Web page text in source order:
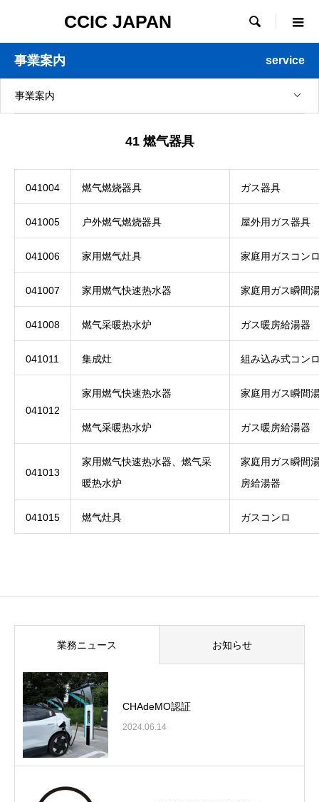
CCIC JAPAN 
事業案内 service
事業案内
41 燃气器具
041004 燃气燃烧器具 ガス器具
041005 户外燃气燃烧器具 屋外用ガス器具
041006 家用燃气灶具 家庭用ガスコン
041007 家用燃气快速热水器 家庭用ガス瞬間
041008 燃气采暖热水炉 ガス暖房給湯器
041011 集成灶 組み込み式コン
041012
家用燃气快速热水器 家庭用ガス瞬間
燃气采暖热水炉 ガス暖房給湯器
041013
家用燃气快速热水器、燃气采
暖热水炉
家庭用ガス瞬間
房給湯器
041015 燃气灶具 ガスコンロ
業務ニュース お知らせ
CHAdeMO認証
2024.06.14